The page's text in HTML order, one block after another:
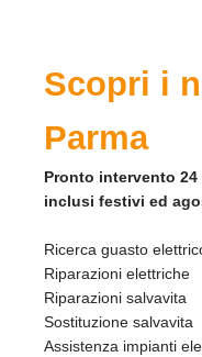
Scopri i
Parma
Pronto intervento 24
inclusi festivi ed
Ricerca guasto
Riparazioni elettriche
Riparazioni salvavita
Sostituzione salvavita
Assistenza impianti